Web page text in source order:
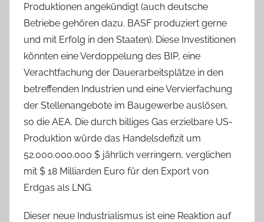
Produktionen angekündigt (auch deutsche
Betriebe gehören dazu. BASF produziert gerne
und mit Erfolg in den Staaten). Diese Investitionen
könnten eine Verdoppelung des BIP, eine
Verachtfachung der Dauerarbeitsplätze in den
betreffenden Industrien und eine Vervierfachung
der Stellenangebote im Baugewerbe auslösen,
so die AEA. Die durch billiges Gas erzielbare US-
Produktion würde das Handelsdefizit um
52.000.000.000 $ jährlich verringern, verglichen
mit $ 18 Milliarden Euro für den Export von
Erdgas als LNG.
Dieser neue Industrialismus ist eine Reaktion auf